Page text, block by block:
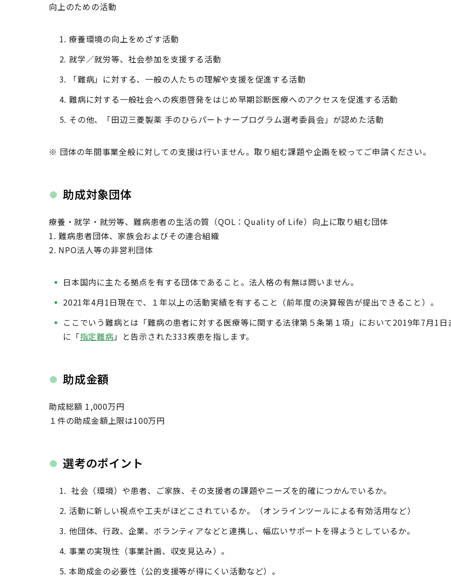
向上のための活動
療養環境の向上をめざす活動
就学／就労等、社会参加を支援する活動
「難病」に対する、一般の人たちの理解や支援を促進する活動
難病に対する一般社会への疾患啓発をはじめ早期診断医療へのアクセスを促進する活動
その他、「田辺三菱製薬 手のひらパートナープログラム選考委員会」が認めた活動
※ 団体の年間事業全般に対しての支援は行いません。取り組む課題や企画を絞ってご申請ください。
助成対象団体
療養・就学・就労等、難病患者の生活の質（QOL：Quality of Life）向上に取り組む団体
1. 難病患者団体、家族会およびその連合組織
2. NPO法人等の非営利団体
日本国内に主たる拠点を有する団体であること。法人格の有無は問いません。
2021年4月1日現在で、１年以上の活動実績を有すること（前年度の決算報告が提出できること）。
ここでいう難病とは「難病の患者に対する医療等に関する法律第５条第１項」において2019年7月1日
に「指定難病」と告示された333疾患を指します。
助成金額
助成総額 1,000万円
１件の助成金額上限は100万円
選考のポイント
社会（環境）や患者、ご家族、その支援者の課題やニーズを的確につかんでいるか。
活動に新しい視点や工夫がほどこされているか。（オンラインツールによる有効活用など）
他団体、行政、企業、ボランティアなどと連携し、幅広いサポートを得ようとしているか。
事業の実現性（事業計画、収支見込み）。
本助成金の必要性（公的支援等が得にくい活動など）。